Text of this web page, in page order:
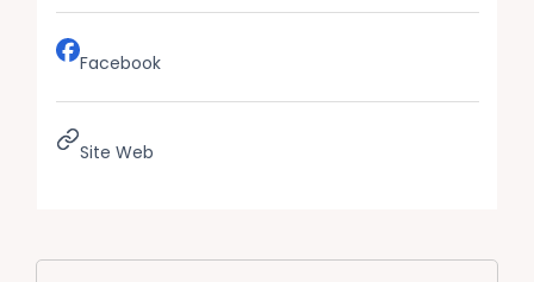
Facebook
Site Web